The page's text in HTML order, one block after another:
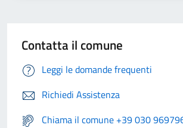
Contatta il comune
Leggi le domande frequenti
Richiedi Assistenza
Chiama il comune +39 030